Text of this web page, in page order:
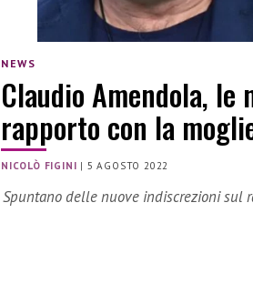
NEWS
Claudio Amendola,
rapporto con la
NICOLÒ FIGINI | 5 AGOSTO 2022
Spuntano delle nuove indiscrezioni sul